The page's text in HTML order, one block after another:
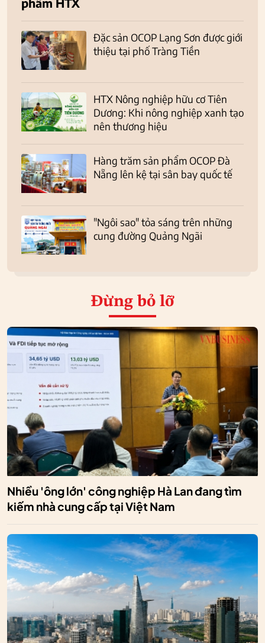
Đặc sản OCOP Lạng Sơn được giới
thiệu tại phố Tràng Tiền
HTX Nông nghiệp hữu cơ Tiên
Dương: Khi nông nghiệp xanh tạo
nên thương hiệu
Hàng trăm sản phẩm OCOP Đà
Nẵng lên kệ tại sân bay quốc tế
"Ngôi sao" tỏa sáng trên những
cung đường Quảng Ngãi
Đừng bỏ lỡ
Nhiều 'ông lớn' công nghiệp Hà Lan đang tìm
kiếm nhà cung cấp tại Việt Nam